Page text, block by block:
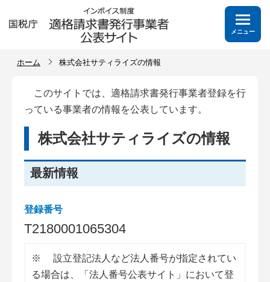
メニュー
ホーム 株式会社サティライズの情報
このサイトでは、適格請求書発行事業者登録を行
っている事業者の情報を公表しています。
株式会社サティライズの情報
最新情報
登録番号
T2180001065304
※
設立登記法人など法人番号が指定されてい
る場合は、「法人番号公表サイト」において登